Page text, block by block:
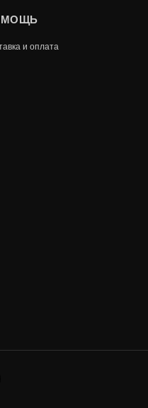
СКВОЗНОЙ
В КОРЗИНУ
ФРОНТАЛЬНЫЙ
и оплата